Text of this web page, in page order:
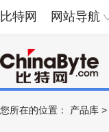
比特网 网站导航
您所在的位置： 产品库 >